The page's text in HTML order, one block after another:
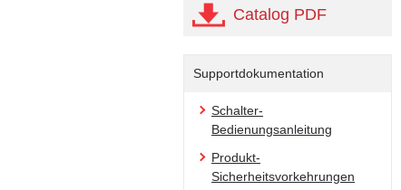
Catalog PDF
Supportdokumentation
Schalter-
Bedienungsanleitung
Produkt-
Sicherheitsvorkehrungen